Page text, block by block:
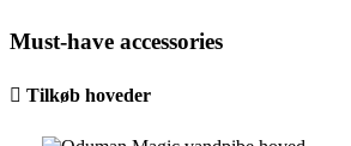
Must-have accessories
 Tilkøb hoveder